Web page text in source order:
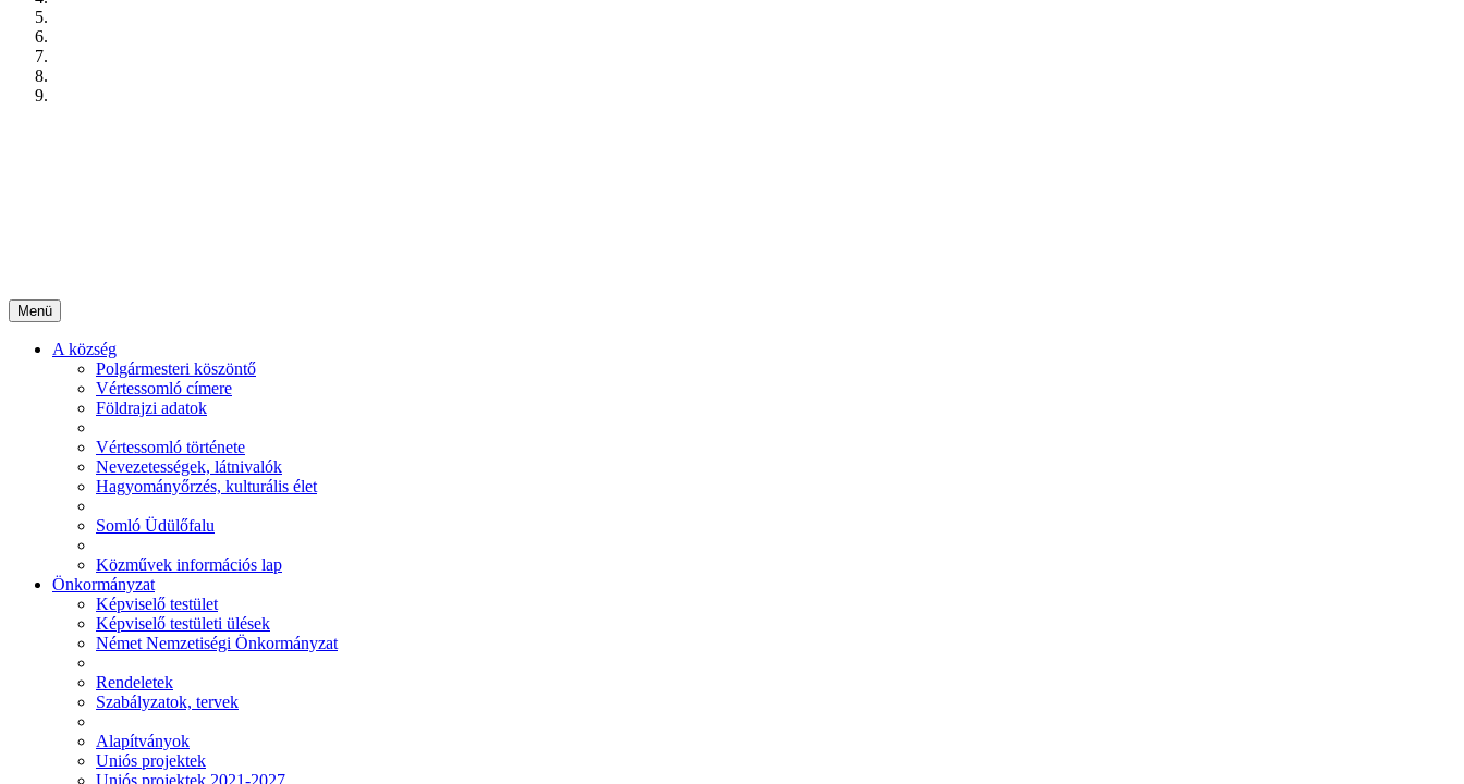
Menü
A község
Polgármesteri köszöntő
Vértessomló címere
Földrajzi adatok
Vértessomló története
Nevezetességek, látnivalók
Hagyományőrzés, kulturális élet
Somló Üdülőfalu
Közművek információs lap
Önkormányzat
Képviselő testület
Képviselő testületi ülések
Német Nemzetiségi Önkormányzat
Rendeletek
Szabályzatok, tervek
Alapítványok
Uniós projektek
Uniós projektek 2021-2027